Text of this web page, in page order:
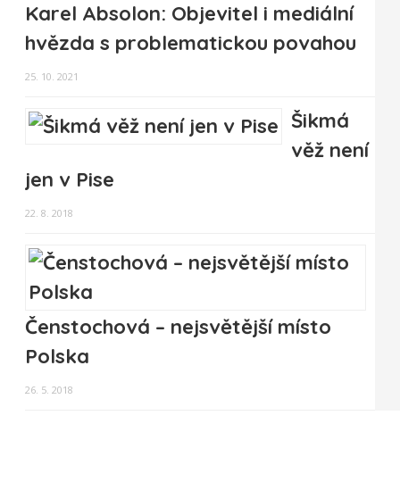
Karel Absolon: Objevitel i mediální
hvězda s problematickou povahou
25. 10. 2021
Šikmá
věž není
jen v Pise
22. 8. 2018
Čenstochová – nejsvětější místo
Polska
26. 5. 2018